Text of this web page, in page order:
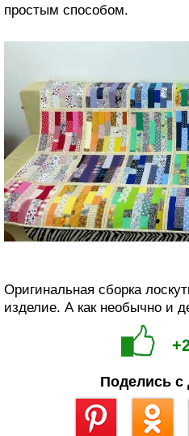
простым способом.
Оригинальная сборка
изделие. А как необычно и
Поделись с